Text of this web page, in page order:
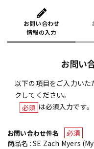
お問い合わせ
情報の入力
お問い
以下の項目をご入力いた
クしてください。
必須 は必須入力です。
お問い合わせ件名
必須
商品名 : SE Zach Myers